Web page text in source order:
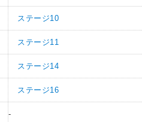
ステージ10
ステージ11
ステージ14
ステージ16
-